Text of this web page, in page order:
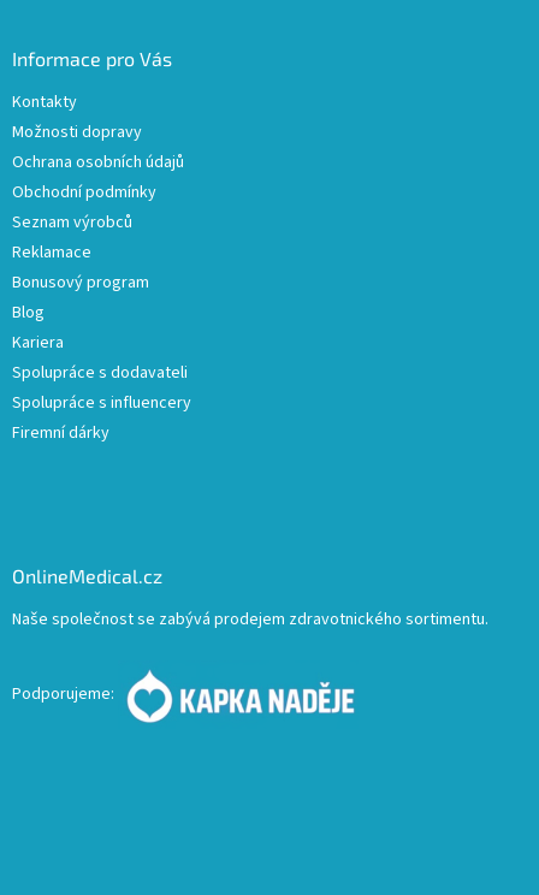
Informace pro Vás
Kontakty
Možnosti dopravy
Ochrana osobních údajů
Obchodní podmínky
Seznam výrobců
Reklamace
Bonusový program
Blog
Kariera
Spolupráce s dodavateli
Spolupráce s influencery
Firemní dárky
OnlineMedical.cz
Naše společnost se zabývá prodejem zdravotnického sortimentu.
Podporujeme: